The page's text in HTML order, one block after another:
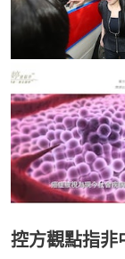
控方觀點指非